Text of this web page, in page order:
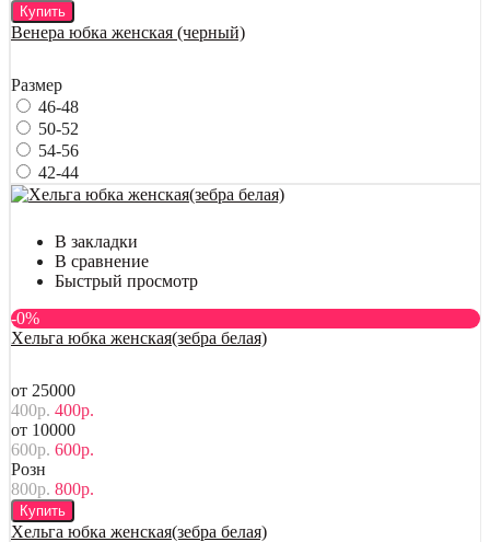
Купить
Венера юбка женская (черный)
Размер
46-48
50-52
54-56
42-44
В закладки
В сравнение
Быстрый просмотр
-0%
Хельга юбка женская(зебра белая)
от 25000
400р. 400р.
от 10000
600р. 600р.
Розн
800р. 800р.
Купить
Хельга юбка женская(зебра белая)